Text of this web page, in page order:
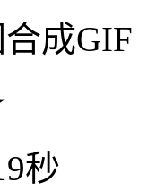
成GIF
秒